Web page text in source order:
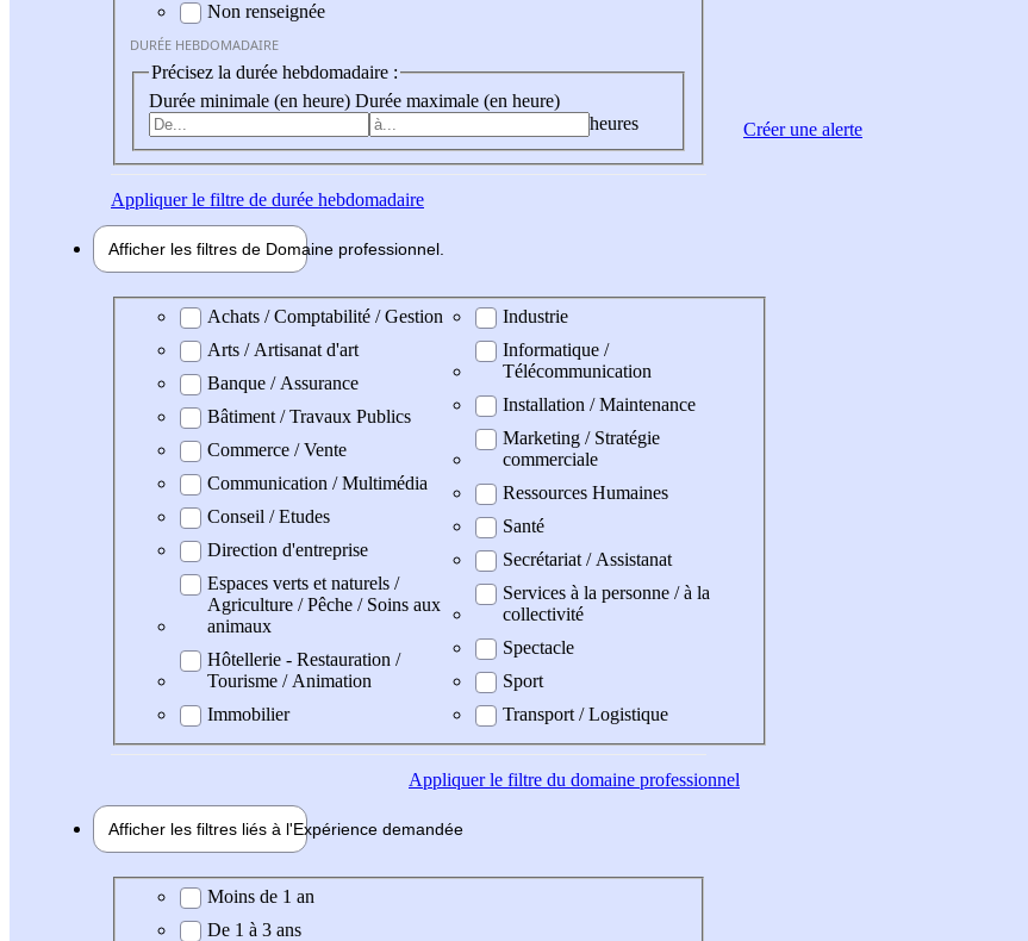
Non renseignée
DURÉE HEBDOMADAIRE
Précisez la durée hebdomadaire :
Durée minimale (en heure) Durée maximale (en heure)
heures
Appliquerle filtre de durée hebdomadaire
Afficher les filtres de Domaine professionnel
Domaine professionel
Achats / Comptabilité / Gestion
Arts / Artisanat d'art
Banque / Assurance
Bâtiment / Travaux Publics
Commerce / Vente
Communication / Multimédia
Conseil / Etudes
Direction d'entreprise
Espaces verts et naturels /
Agriculture / Pêche / Soins aux
animaux
Hôtellerie - Restauration /
Tourisme / Animation
Immobilier
Industrie
Informatique /
Télécommunication
Installation / Maintenance
Marketing / Stratégie
commerciale
Ressources Humaines
Santé
Secrétariat / Assistanat
Services à la personne / à la
collectivité
Spectacle
Sport
Transport / Logistique
Appliquerle filtre du domaine professionnel
Afficher les filtres liés à l'Expérience demandée
Expérience demandée
Moins de 1 an
De 1 à 3 ans
Créer une alerte